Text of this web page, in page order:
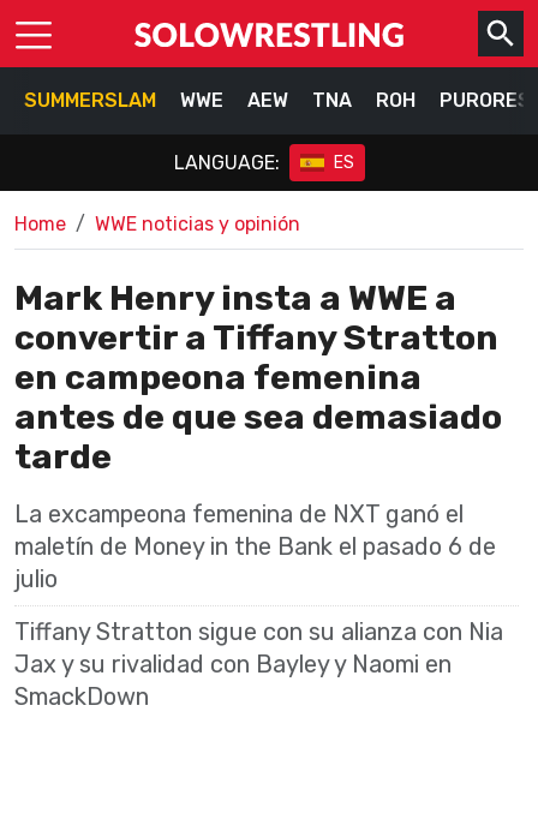
SUMMERSLAM WWE AEW TNA ROH
LANGUAGE: ES
Home WWE noticias y opinión
Mark Henry insta a WWE a
convertir a Tiffany Stratton
en campeona femenina
antes de que sea demasiado
tarde
La excampeona femenina de NXT ganó el
maletín de Money in the Bank el pasado 6 de
julio
Tiffany Stratton sigue con su alianza con Nia
Jax y su rivalidad con Bayley y Naomi en
SmackDown